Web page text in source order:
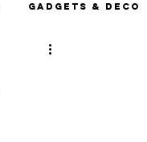
Gadgets & Deco